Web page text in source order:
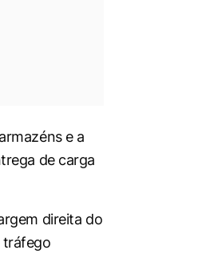
e a
de carga
direita do
tráfego